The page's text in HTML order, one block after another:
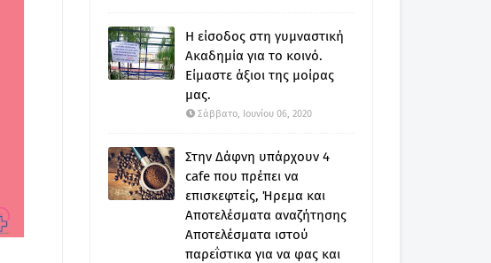
Η είσοδος στη γυμναστική
Ακαδημία για το κοινό.
Είμαστε άξιοι της μοίρας
μας.
Σάββατο, Ιουνίου 06, 2020
Στην Δάφνη υπάρχουν 4
cafe που πρέπει να
επισκεφτείς, Ήρεμα και
Αποτελέσματα αναζήτησης
Αποτελέσματα ιστού
παρεΐστικα για να φας και